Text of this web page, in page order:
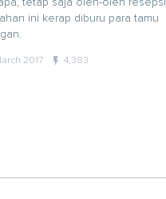
tetap saja oleh-oleh resepsi
ini kerap diburu para tamu
2017 flash_on 4,383